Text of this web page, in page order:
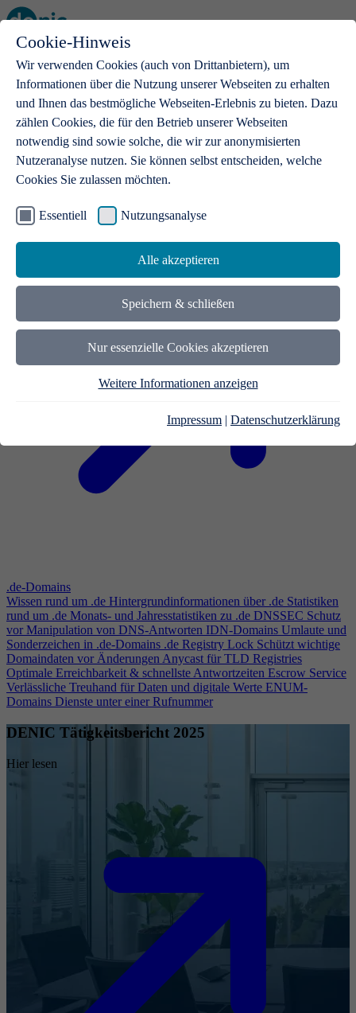
Cookie-Hinweis
Wir verwenden Cookies (auch von Drittanbietern), um
Informationen über die Nutzung unserer Webseiten zu erhalten
und Ihnen das bestmögliche Webseiten-Erlebnis zu bieten. Dazu
zählen Cookies, die für den Betrieb unserer Webseiten
notwendig sind sowie solche, die wir zur anonymisierten
Nutzeranalyse nutzen. Sie können selbst entscheiden, welche
Cookies Sie zulassen möchten.
Essentiell Nutzungsanalyse
Alle akzeptieren
Speichern & schließen
Nur essenzielle Cookies akzeptieren
Weitere Informationen anzeigen
Impressum | Datenschutzerklärung
Open main menu
.de-Domains
Mit einer .de-Domain erhalten Ideen eine Bühne
.de-Domains
Wissen rund um .de Hintergrundinformationen über .de Statistiken
rund um .de Monats- und Jahresstatistiken zu .de DNSSEC Schutz
vor Manipulation von DNS-Antworten IDN-Domains Umlaute und
Sonderzeichen in .de-Domains .de Registry Lock Schützt wichtige
Domaindaten vor ÄnderungenAnycast für TLD Registries
Optimale Erreichbarkeit & schnellste Antwortzeiten Escrow Service
Verlässliche Treuhand für Daten und digitale Werte ENUM-
Domains Dienste unter einer Rufnummer
DENIC Tätigkeitsbericht 2025
Hier lesen